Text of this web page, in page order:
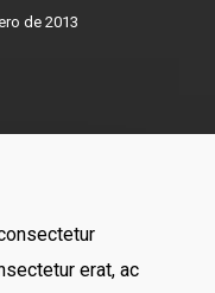
de 2013
erat, ac